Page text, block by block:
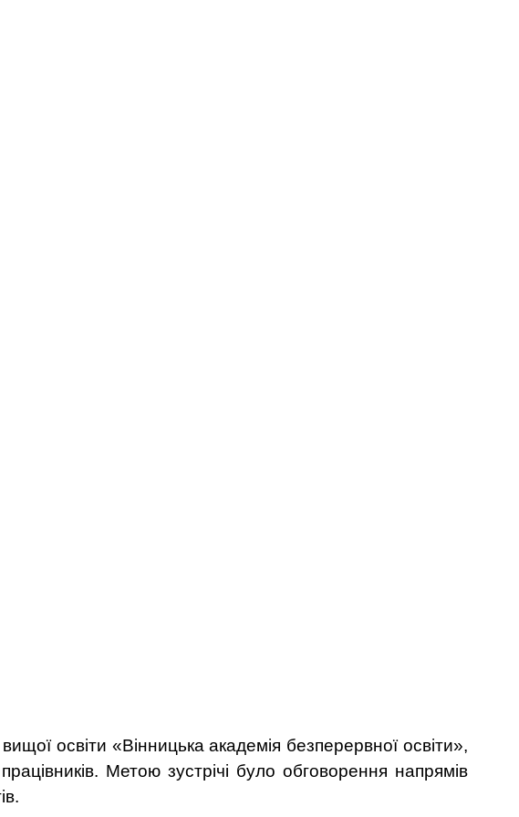
освіти «Вінницька академія безперервної освіти»,
Метою зустрічі було обговорення напрямів
.